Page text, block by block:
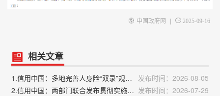
中国政府网 | 2025-09-16
相关文章
1.信用中国：多地完善人身险“双录”规则 持续规范保险销售行为
发布时间：2026-08-05
2.信用中国：两部门联合发布贯彻实施民营经济促进法典型案例 发布时间：2026-07-29